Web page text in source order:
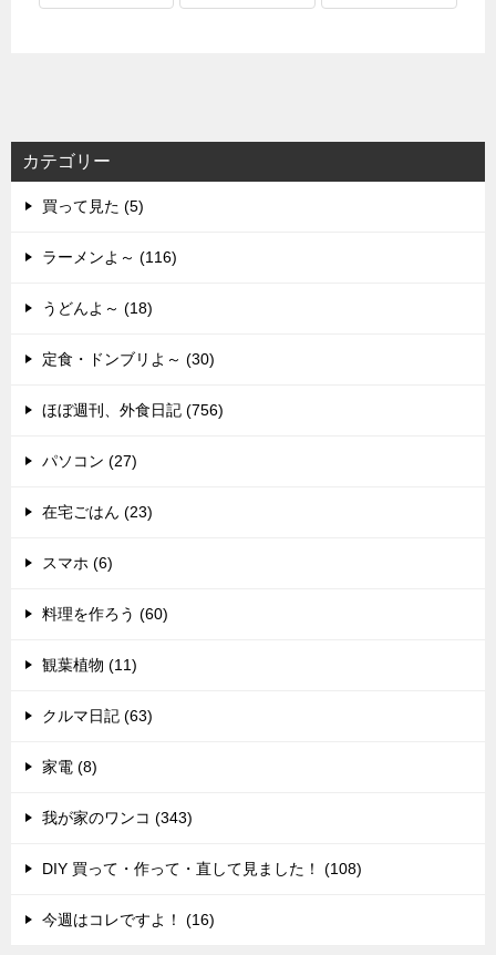
カテゴリー
買って見た (5)
ラーメンよ～ (116)
うどんよ～ (18)
定食・ドンブリよ～ (30)
ほぼ週刊、外食日記 (756)
パソコン (27)
在宅ごはん (23)
スマホ (6)
料理を作ろう (60)
観葉植物 (11)
クルマ日記 (63)
家電 (8)
我が家のワンコ (343)
DIY 買って・作って・直して見ました！ (108)
今週はコレですよ！ (16)